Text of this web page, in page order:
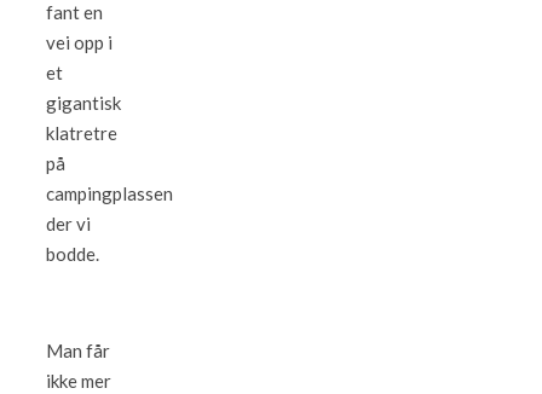
fant en
vei opp i
et
gigantisk
klatretre
på
campingplassen
der vi
bodde.
Man får
ikke mer